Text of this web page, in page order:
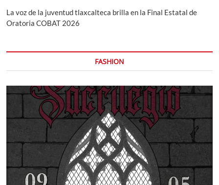
La voz de la juventud tlaxcalteca brilla en la Final Estatal de
Oratoria COBAT 2026
FASHION